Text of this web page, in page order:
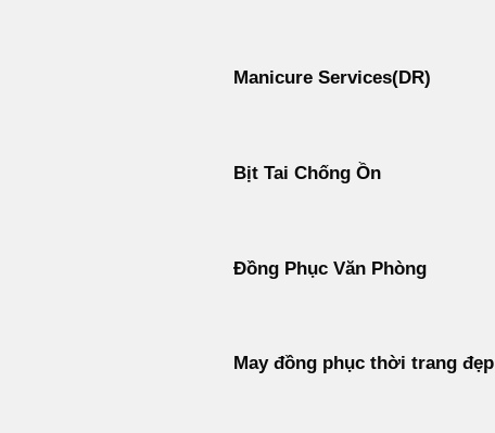
Manicure Services(DR)
Bịt Tai Chống Ồn
Đồng Phục Văn Phòng
May đồng phục thời trang đẹp